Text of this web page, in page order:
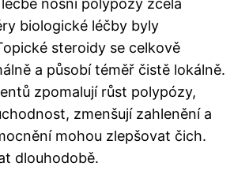
nosní polypózy zcela
biologické léčby byly
steroidy se celkově
a působí téměř čistě lokálně.
zpomalují růst polypózy,
zmenšují zahlenění a
mohou zlepšovat čich.
dlouhodobě.